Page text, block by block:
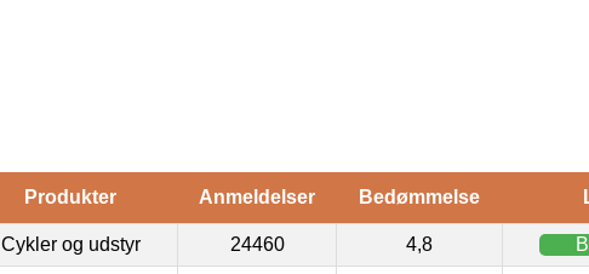
Produkter Anmeldelser Bedømmelse
Cykler og udstyr 24460 4,8